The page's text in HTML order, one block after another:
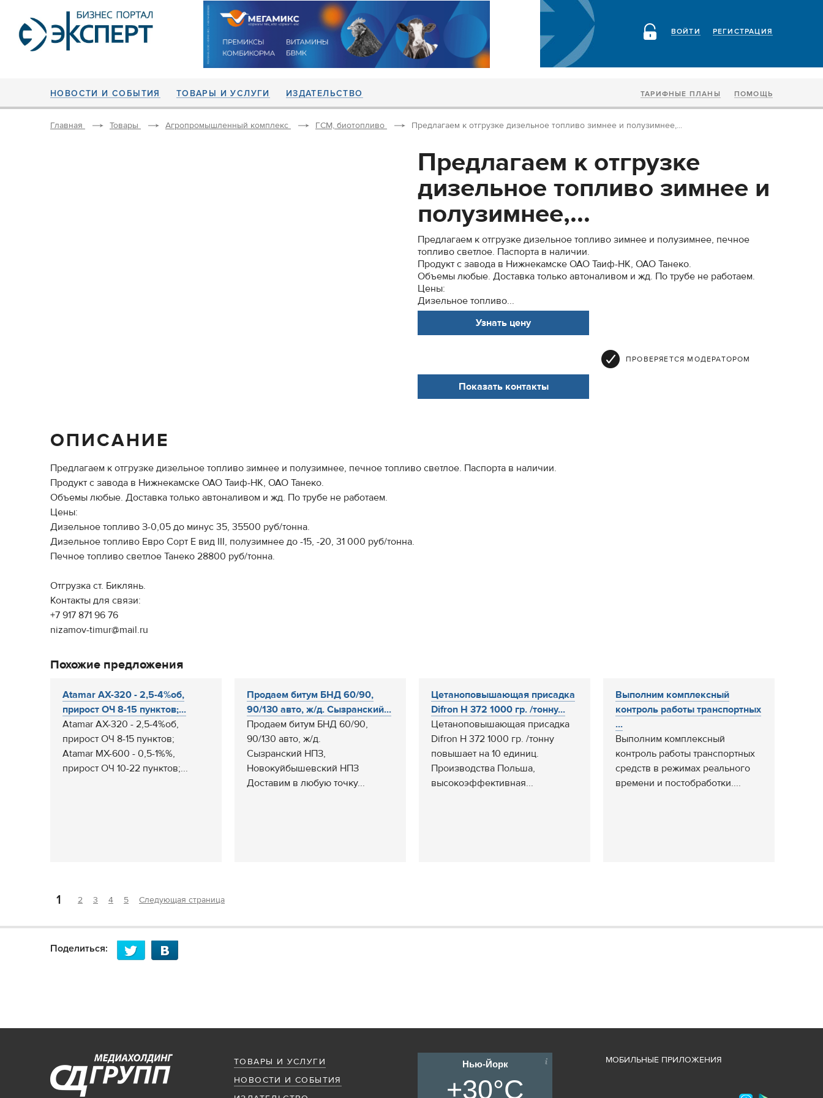
РЕГИСТРАЦИЯ
ВОЙТИ
НОВОСТИ И СОБЫТИЯ ТОВАРЫ И УСЛУГИ ИЗДАТЕЛЬСТВО ТАРИФНЫЕ ПЛАНЫ ПОМОЩЬ
Главная Товары Агропромышленный комплекс ГСМ, биотопливо Предлагаем к отгрузке дизельное топливо зимнее и полузимнее,...
Предлагаем к отгрузке
дизельное топливо зимнее и
полузимнее,...
Предлагаем к отгрузке дизельное топливо зимнее и полузимнее, печное
топливо светлое. Паспорта в наличии.
Продукт с завода в Нижнекамске ОАО Таиф-НК, ОАО Танеко.
Объемы любые. Доставка только автоналивом и жд. По трубе не работаем.
Цены:
Дизельное топливо...
Узнать цену
ПРОВЕРЯЕТСЯ МОДЕРАТОРОМ
Показать контакты
ОПИСАНИЕ
Предлагаем к отгрузке дизельное топливо зимнее и полузимнее, печное топливо светлое. Паспорта в наличии.
Продукт с завода в Нижнекамске ОАО Таиф-НК, ОАО Танеко.
Объемы любые. Доставка только автоналивом и жд. По трубе не работаем.
Цены:
Дизельное топливо З-0,05 до минус 35, 35500 руб/тонна.
Дизельное топливо Евро Сорт Е вид III, полузимнее до -15, -20, 31 000 руб/тонна.
Печное топливо светлое Танеко 28800 руб/тонна.
Отгрузка ст. Биклянь.
Контакты для связи:
+7 917 871 96 76
nizamov-timur@mail.ru
Похожие предложения
Atamar AX-320 - 2,5-4%об,
прирост ОЧ 8-15 пунктов;...
Atamar AX-320 - 2,5-4%об,
прирост ОЧ 8-15 пунктов;
Atamar MX-600 - 0,5-1%%,
прирост ОЧ 10-22 пунктов;...
Продаем битум БНД 60/90,
90/130 авто, ж/д. Сызранский...
Продаем битум БНД 60/90,
90/130 авто, ж/д.
Сызранский НПЗ,
Новокуйбышевский НПЗ
Доставим в любую точку...
Цетаноповышающая присадка
Difron H 372 1000 гр. /тонну...
Цетаноповышающая присадка
Difron H 372 1000 гр. /тонну
повышает на 10 единиц.
Производства Польша,
высокоэффективная...
Выполним комплексный
контроль работы транспортных
...
Выполним комплексный
контроль работы транспортных
средств в режимах реального
времени и постобработки....
1 2 3 4 5 Следующая страница
Поделиться:
ТОВАРЫ И УСЛУГИ
НОВОСТИ И СОБЫТИЯ
Нью-Йорк
+30°C
МОБИЛЬНЫЕ ПРИЛОЖЕНИЯ